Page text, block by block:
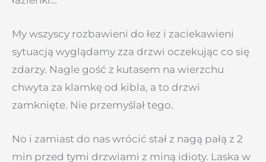
My wszyscy rozbawieni do łez i zaciekawieni
sytuacją wyglądamy zza drzwi oczekując co się
zdarzy. Nagle gość z kutasem na wierzchu
chwyta za klamkę od kibla, a to drzwi
zamknięte. Nie przemyślał tego.
No i zamiast do nas wrócić stał z nagą pałą z 2
min przed tymi drzwiami z miną idioty. Laska w